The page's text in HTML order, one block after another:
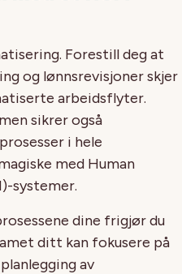
Forestill deg at
og lønnsrevisjoner skjer
arbeidsflyter.
sikrer også
i hele
med Human
systemer.
dine frigjør du
ditt kan fokusere på
av